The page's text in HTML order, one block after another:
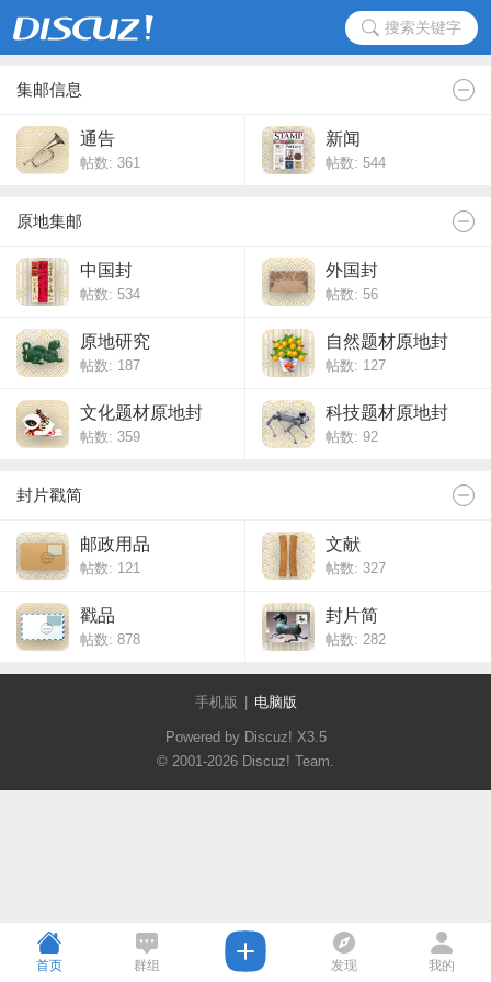
搜索关键字
集邮信息
通告
帖数: 361
新闻
帖数: 544
原地集邮
中国封
帖数: 534
外国封
帖数: 56
原地研究
帖数: 187
自然题材原地封
帖数: 127
文化题材原地封
帖数: 359
科技题材原地封
帖数: 92
封片戳简
邮政用品
帖数: 121
文献
帖数: 327
戳品
帖数: 878
封片简
帖数: 282
手机版 电脑版
Powered by Discuz! X3.5
© 2001-2026 Discuz! Team.
首页 群组 发现 我的